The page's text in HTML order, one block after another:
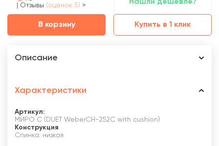
Отзывы (оценок 5) > Нашли дешевле?
В корзину Купить в 1 клик
Описание
Характеристики
Артикул:
МИРО С (DUET WeberCH-252C with cushion)
Конструкция
Спинка: низкая